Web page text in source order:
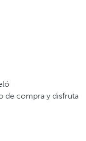
de compra y disfruta